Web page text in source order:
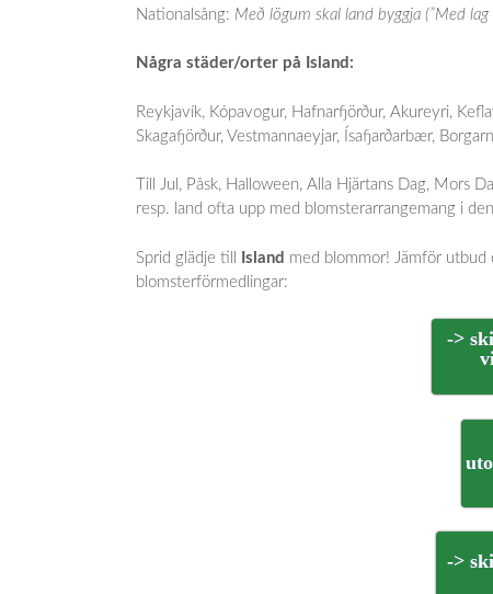
Nationalsång: Með lögum skal land byggja (”Med lag
Några städer/orter på Island:
Reykjavík, Kópavogur, Hafnarfjörður, Akureyri,
Skagafjörður, Vestmannaeyjar, Ísafjarðarbær,
Till Jul, Påsk, Halloween, Alla Hjärtans Dag, Mors
resp. land ofta upp med blomsterarrangemang i
Sprid glädje till Island med blommor! Jämför utbud
blomsterförmedlingar:
->
->